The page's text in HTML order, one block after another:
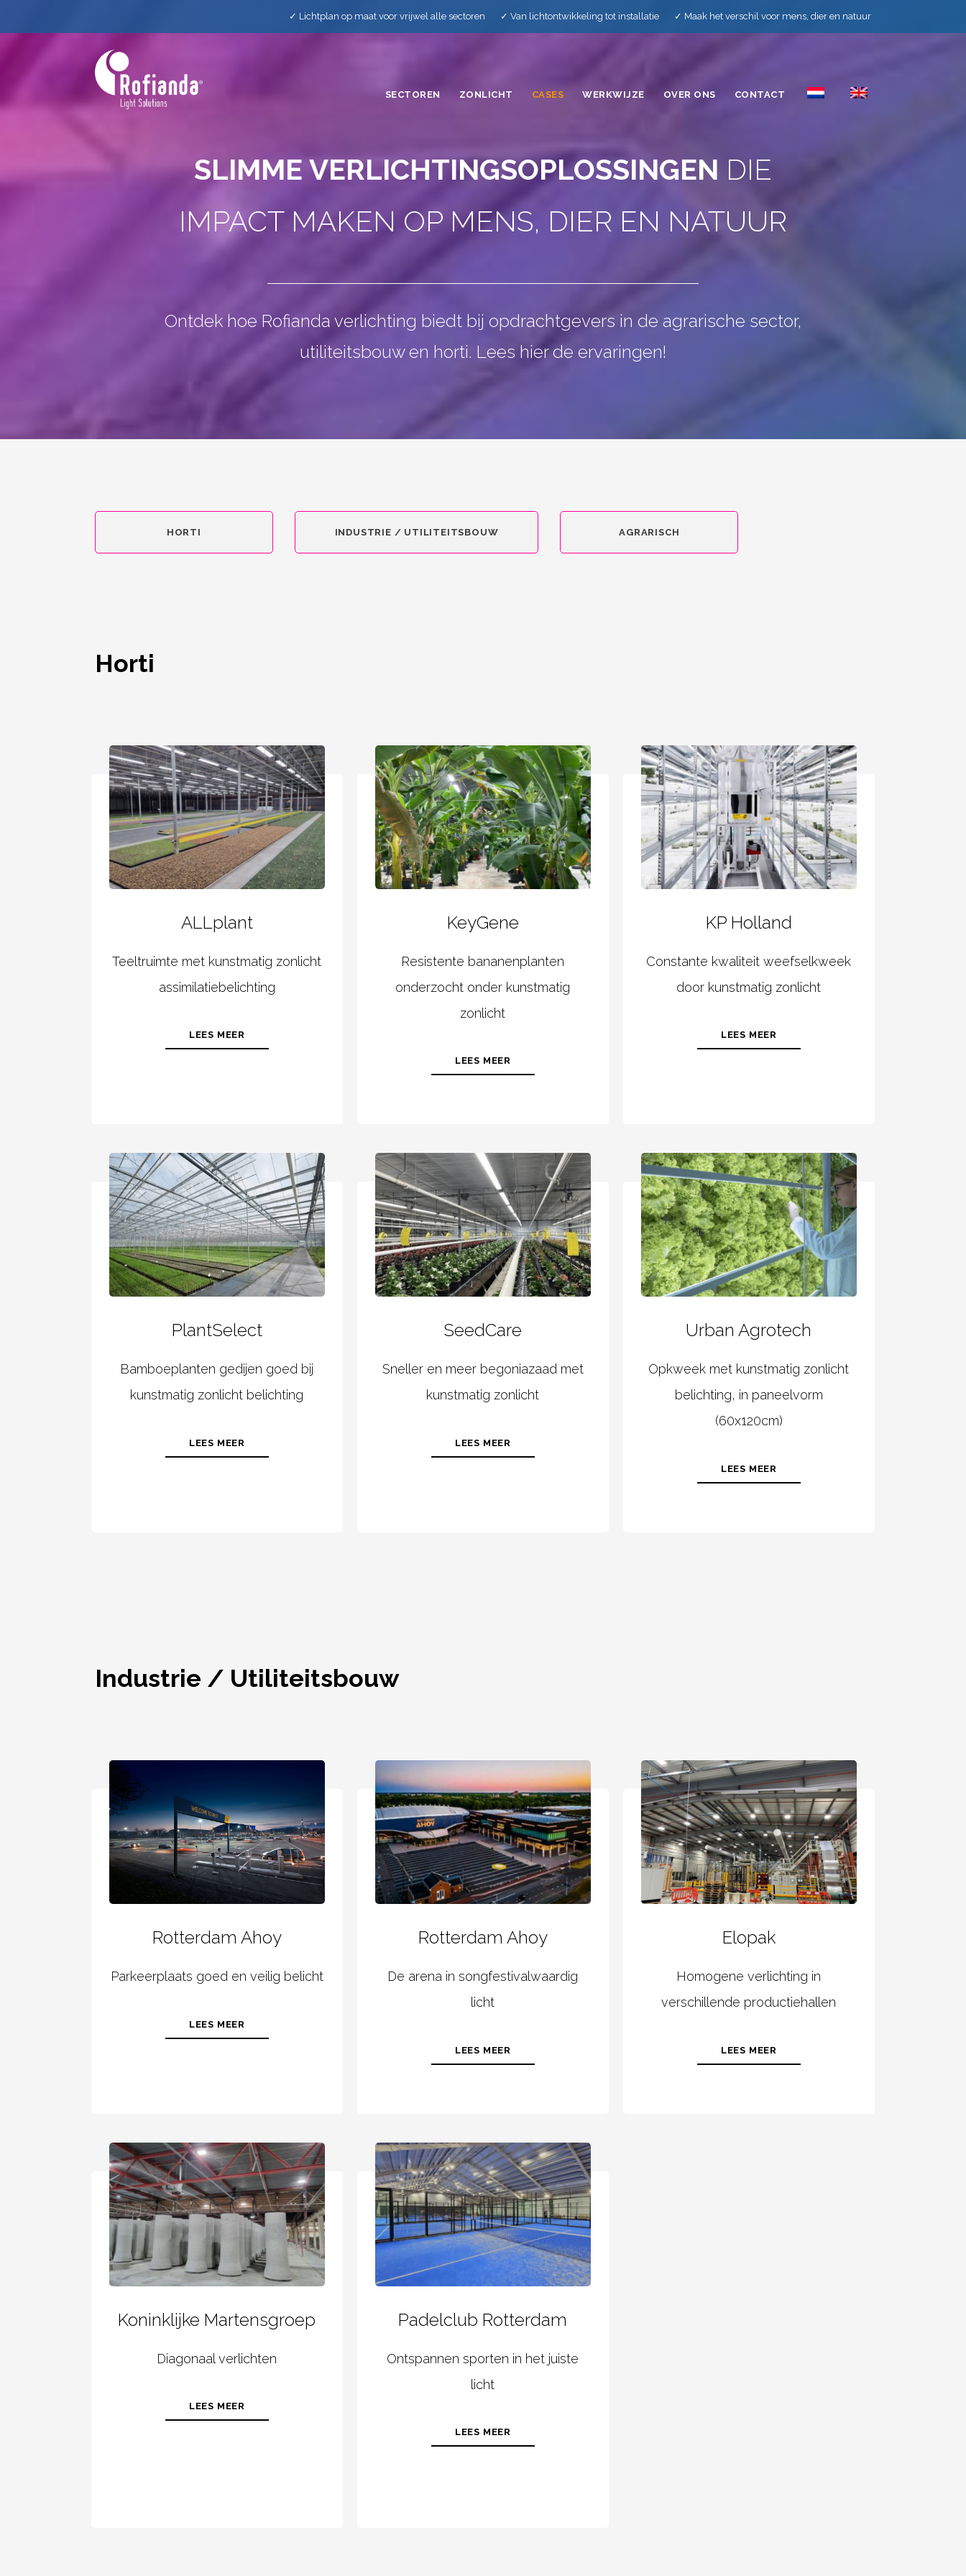
✓ Lichtplan op maat voor vrijwel alle sectoren ✓ Van lichtontwikkeling tot installatie ✓ Maak het verschil voor mens, dier en natuur
SECTOREN ZONLICHT CASES WERKWIJZE OVER ONS CONTACT
SLIMME VERLICHTINGSOPLOSSINGEN DIE
IMPACT MAKEN OP MENS, DIER EN NATUUR
Ontdek hoe Rofianda verlichting biedt bij opdrachtgevers in de agrarische sector,
utiliteitsbouw en horti. Lees hier de ervaringen!
HORTI INDUSTRIE / UTILITEITSBOUW AGRARISCH
Horti
ALLplant
Teeltruimte met kunstmatig zonlicht
assimilatiebelichting
LEES MEER
KeyGene
Resistente bananenplanten
onderzocht onder kunstmatig
zonlicht
LEES MEER
KP Holland
Constante kwaliteit weefselkweek
door kunstmatig zonlicht
LEES MEER
PlantSelect
Bamboeplanten gedijen goed bij
kunstmatig zonlicht belichting
LEES MEER
SeedCare
Sneller en meer begoniazaad met
kunstmatig zonlicht
LEES MEER
Urban Agrotech
Opkweek met kunstmatig zonlicht
belichting, in paneelvorm
(60x120cm)
LEES MEER
Industrie / Utiliteitsbouw
Rotterdam Ahoy
Parkeerplaats goed en veilig belicht
LEES MEER
Rotterdam Ahoy
De arena in songfestivalwaardig
licht
LEES MEER
Elopak
Homogene verlichting in
verschillende productiehallen
LEES MEER
Koninklijke Martensgroep
Diagonaal verlichten
LEES MEER
Padelclub Rotterdam
Ontspannen sporten in het juiste
licht
LEES MEER